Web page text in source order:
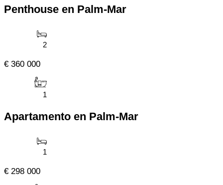
Penthouse en Palm-Mar
2
€ 360 000
1
Apartamento en Palm-Mar
1
€ 298 000